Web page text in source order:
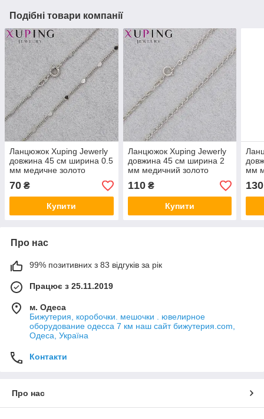
Подібні товари компанії
Ланцюжок Xuping Jewerly
довжина 45 см ширина 0.5
мм медичне золото
декоративне плетіння
застібка шпингель
70 ₴
Купити
Ланцюжок Xuping Jewerly
довжина 45 см ширина 2
мм медичний золото
декоративне плетіння
застібка шпингель
110₴
Купити
мм
130
Про нас
99% позитивних з 83 відгуків за рік
Працює з 25.11.2019
м. Одеса
Бижутерия, коробочки. мешочки . ювелирное
оборудование одесса 7 км наш сайт бижутерия.com,
Одеса, Україна
Контакти
Про нас